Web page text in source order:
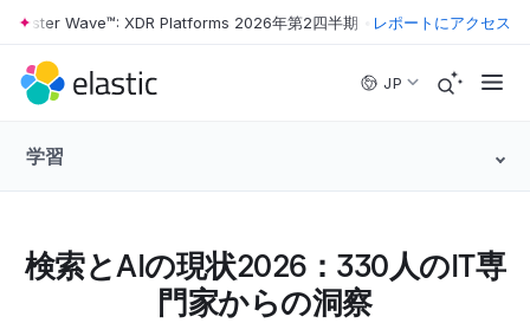
Skip to main content
Wave™: XDR Platforms 2026年第2四半期 • The Forrester
レポートにアクセス
JP
学習
検索とAIの現状2026：330人のIT専
門家からの洞察